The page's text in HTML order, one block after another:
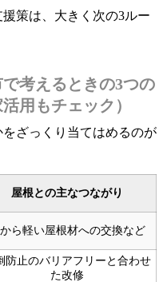
策は、大きく次の3ルー
考えるときの3つの
用もチェック）
ざっくり当てはめるのが
屋根との主なつながり
ら軽い屋根材への交換など
防止のバリアフリーと合わせ
た改修